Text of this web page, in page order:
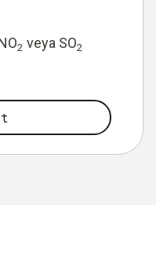
2 veya SO2